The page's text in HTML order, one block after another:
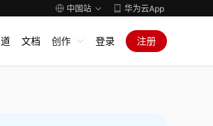
中国站 华为云App
文档 创作 登录 注册